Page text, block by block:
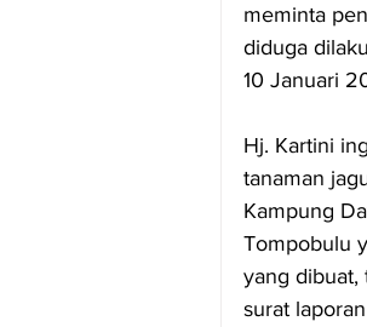
meminta
diduga
10 Januari
Hj. Kartini
tanaman
Kampung
Tompobulu
yang dibuat,
surat